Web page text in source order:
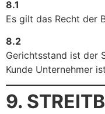
8.1
Es gilt das Recht der
8.2
Gerichtsstand ist der
Kunde Unternehmer
9.